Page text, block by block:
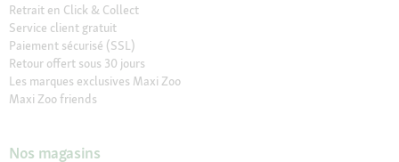
Retrait en Click & Collect
Service client gratuit
Paiement sécurisé (SSL)
Retour offert sous 30 jours
Les marques exclusives Maxi Zoo
Maxi Zoo friends
Nos magasins